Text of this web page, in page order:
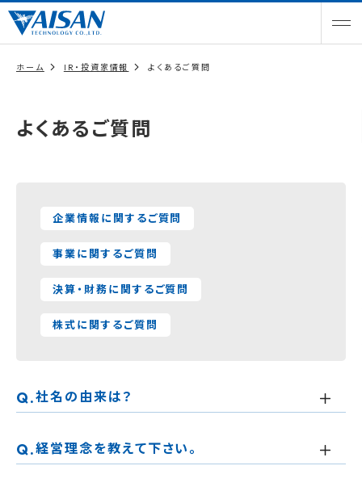
ホーム IR・投資家情報 よくあるご質問
よくあるご質問
企業情報に関するご質問
事業に関するご質問
決算・財務に関するご質問
株式に関するご質問
社名の由来は？
経営理念を教えて下さい。